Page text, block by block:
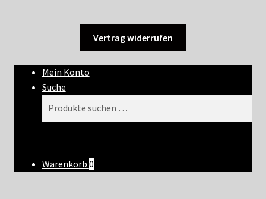
Vertrag widerrufen
Mein Konto
Suche
Warenkorb 0